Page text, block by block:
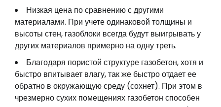
Низкая цена по сравнению с другими
материалами. При учете одинаковой толщины и
высоты стен, газоблоки всегда будут выигрывать у
других материалов примерно на одну треть.
Благодаря пористой структуре газобетон, хотя и
быстро впитывает влагу, так же быстро отдает ее
обратно в окружающую среду (сохнет). При этом в
чрезмерно сухих помещениях газобетон способен